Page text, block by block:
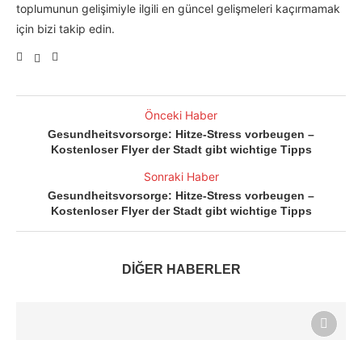
toplumunun gelişimiyle ilgili en güncel gelişmeleri kaçırmamak
için bizi takip edin.
Önceki Haber
Gesundheitsvorsorge: Hitze-Stress vorbeugen –
Kostenloser Flyer der Stadt gibt wichtige Tipps
Sonraki Haber
Gesundheitsvorsorge: Hitze-Stress vorbeugen –
Kostenloser Flyer der Stadt gibt wichtige Tipps
DİĞER HABERLER